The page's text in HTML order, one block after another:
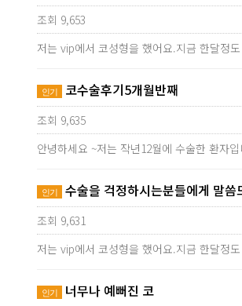
조회 9,653
저는 vip에서 코성형을 했어요.지금 한달정
인기 코수술후기5개월반째
조회 9,635
안녕하세요 ~저는 작년12월에 수술한 환자
인기 수술을 걱정하시는분들에게 말씀
조회 9,631
저는 vip에서 코성형을 했어요.지금 한달정
인기 너무나 예뻐진 코